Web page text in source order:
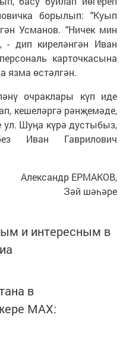
борылып: "Куып
Усманов. "Ничек мин
дип киреләнгән Иван
карточкасына
язма өстәлгән.
очраклары күп иде
кешеләргә рәнҗемәде,
ул. Шуңа күрә дустыбыз,
Иван Гаврилович
Александр ЕРМАКОВ,
Зәй шәһәре
и интересным в
в
MАХ: